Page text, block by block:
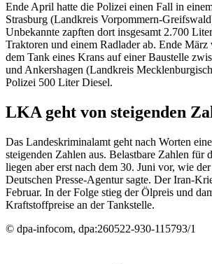
Ende April hatte die Polizei einen Fall in
Strasburg (Landkreis Vorpommern-
Unbekannte zapften dort insgesamt 2.700
Traktoren und einem Radlader ab. Ende März
dem Tank eines Krans auf einer Baustelle
und Ankershagen (Landkreis
Polizei 500 Liter Diesel.
LKA geht von steigenden
Das Landeskriminalamt geht nach Worten
steigenden Zahlen aus. Belastbare Zahlen für
liegen aber erst nach dem 30. Juni vor, wie
Deutschen Presse-Agentur sagte. Der Iran-
Februar. In der Folge stieg der Ölpreis und
Kraftstoffpreise an der Tankstelle.
© dpa-infocom, dpa:260522-930-115793/1